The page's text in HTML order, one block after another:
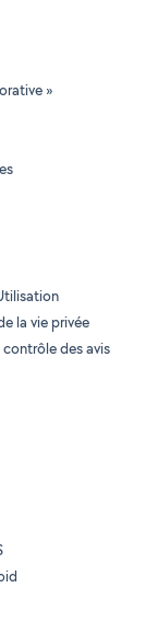
»
la vie privée
des avis